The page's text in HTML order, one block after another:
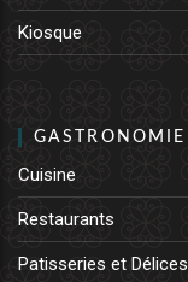
Kiosque
GASTRONOMIE
Cuisine
Restaurants
Patisseries et Délices